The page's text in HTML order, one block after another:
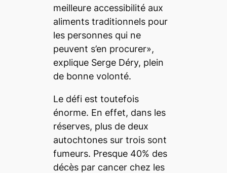
meilleure accessibilité aux
aliments traditionnels pour
les personnes qui ne
peuvent s’en procurer»,
explique Serge Déry, plein
de bonne volonté.
Le défi est toutefois
énorme. En effet, dans les
réserves, plus de deux
autochtones sur trois sont
fumeurs. Presque 40% des
décès par cancer chez les